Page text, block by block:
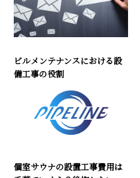
ビルメンテナンスにおける設
備工事の役割
個室サウナの設置工事費用は